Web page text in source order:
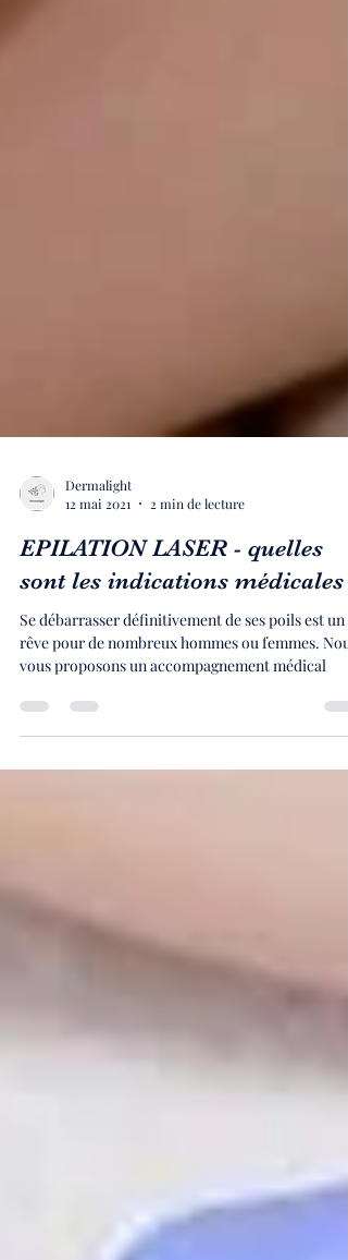
12 mai 2021
2 min de lecture
EPILATION LASER - quelles
sont les indications médicales ?
Se débarrasser définitivement de ses poils est un
vous proposons un accompagnement médical